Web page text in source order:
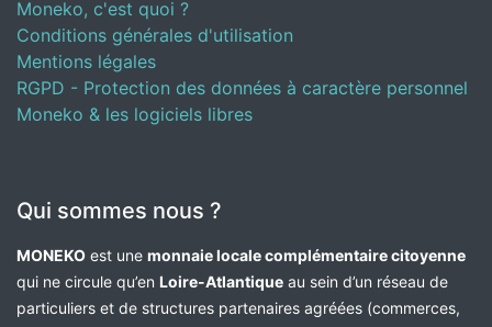
Moneko, c'est quoi ?
Conditions générales d'utilisation
Mentions légales
RGPD - Protection des données à caractère personnel
Moneko & les logiciels libres
Qui sommes nous ?
MONEKO est une monnaie locale complémentaire citoyenne
qui ne circule qu’en Loire-Atlantique au sein d’un réseau de
particuliers et de structures partenaires agréées (commerces,